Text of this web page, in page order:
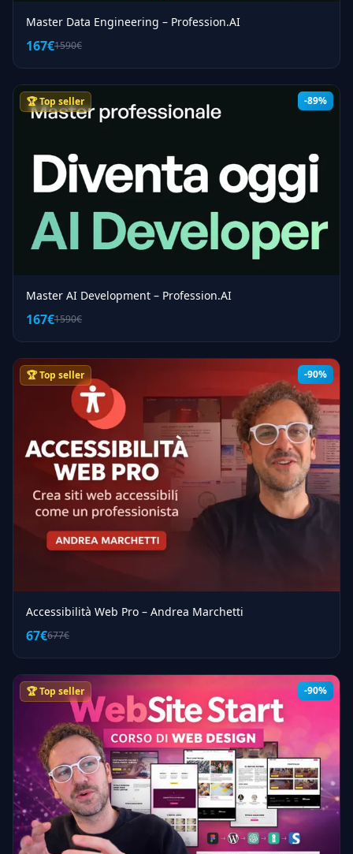
Master Data Engineering – Profession.AI
167€1590€
-89%
🏆 Top seller
Master AI Development – Profession.AI
167€1590€
-90%
🏆 Top seller
Accessibilità Web Pro – Andrea Marchetti
67€677€
-90%
🏆 Top seller